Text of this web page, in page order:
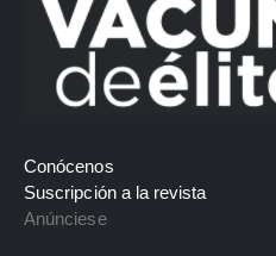
Conócenos
Suscripción a la revista
Anúnciese